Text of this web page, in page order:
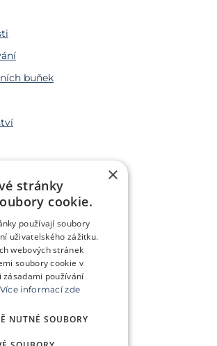
buňek
léčbě
párům
×
stránky
cookie.
používají soubory
uživatelského zážitku.
webových stránek
soubory cookie v
zásadami používání
Více informací zde
NUTNÉ SOUBORY